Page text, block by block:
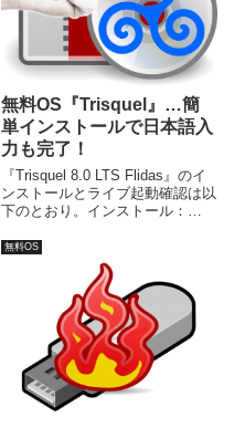
無料OS『Trisquel』…簡
単インストールで日本語入
力も完了！
『Trisquel 8.0 LTS Flidas』のイ
ンストールとライブ起動確認は以
下のとおり。インストール：
動：元Windows 7（64bit）と元
Windows XP（32bit）。なお、イ
ンストール手順は簡単で、ほとん
どそのままです。
無料OS